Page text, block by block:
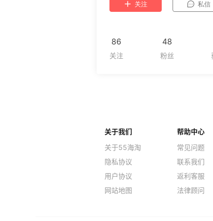
关注 私信
86 48
关于我们
关于55海淘
隐私协议
用户协议
网站地图
帮助中心
常见问题
联系我们
返利客服
法律顾问